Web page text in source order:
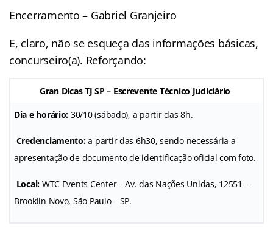
Encerramento – Gabriel Granjeiro
E, claro, não se esqueça das informações básicas,
concurseiro(a). Reforçando:
Gran Dicas TJ SP – Escrevente Técnico Judiciário
Dia e horário: 30/10 (sábado), a partir das 8h.
Credenciamento:a partir das 6h30, sendo necessária a
apresentação de documento de identificação oficial com foto.
Local: WTC Events Center – Av. das Nações Unidas, 12551 –
Brooklin Novo, São Paulo – SP.